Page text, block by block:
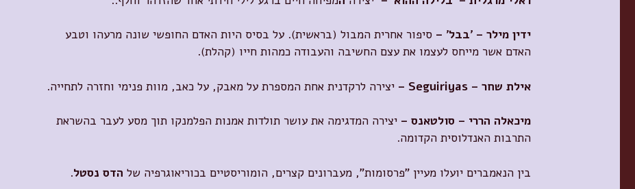
ידין מילר – 'בבל' – סיפור אחרית המבול (בראשית). על בסיס היות האדם החופשי שונה מרעהו וטבע
האדם אשר מייחס לעצמו את עצם החשיבה והעבודה כמהות חייו (קהלת).
אילת שחר – Seguiriyas
– יצירה לרקדנית אחת המספרת על מאבק, על כאב, מוות פנימי וחזרה לתחייה.
מיכאלה הררי – סולטאנס – יצירה המדגימה את עושר תולדות אמנות הפלמנקו תוך מסע לעבר בהשראת
התרבות האנדלוסית הקדומה.
בין הנאמברים יועלו מעיין "פרסומות", מעברונים קצרים, הומוריסטיים בכוריאוגרפיה של הדס נסטל.